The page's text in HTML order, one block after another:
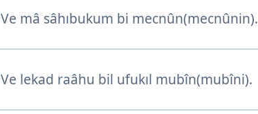
Ve mâ sâhıbukum bi mecnûn(mecnûnin).
Ve lekad raâhu bil ufukıl mubîn(mubîni).